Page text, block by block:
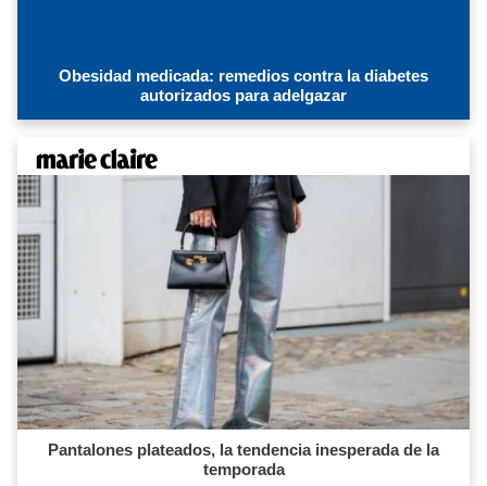
Obesidad medicada: remedios contra la diabetes
autorizados para adelgazar
Pantalones plateados, la tendencia inesperada de la
temporada